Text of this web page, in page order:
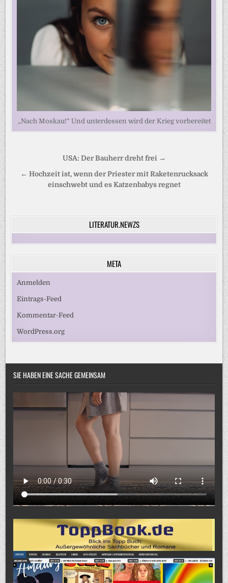
„Nach Moskau!“ Und unterdessen wird der Krieg vorbereitet
Beitragsnavigation
USA: Der Bauherr dreht frei →
← Hochzeit ist, wenn der Priester mit Raketenrucksack
einschwebt und es Katzenbabys regnet
LITERATUR.NEWZS
META
Anmelden
Eintrags-Feed
Kommentar-Feed
WordPress.org
SIE HABEN EINE SACHE GEMEINSAM